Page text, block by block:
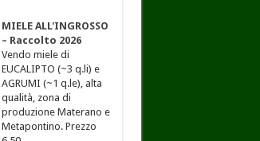
MIELE ALL'INGROSSO
– Raccolto 2026
Vendo miele di
EUCALIPTO (~3 q.li) e
AGRUMI (~1 q.le), alta
qualità, zona di
produzione Materano e
Metapontino. Prezzo